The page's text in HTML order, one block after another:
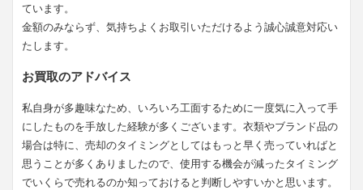
ています。
金額のみならず、気持ちよくお取引いただけるよう誠心誠意対応い
たします。
お買取のアドバイス
私自身が多趣味なため、いろいろ工面するために一度気に入って手
にしたものを手放した経験が多くございます。衣類やブランド品の
場合は特に、売却のタイミングとしてはもっと早く売っていればと
思うことが多くありましたので、使用する機会が減ったタイミング
でいくらで売れるのか知っておけると判断しやすいかと思います。